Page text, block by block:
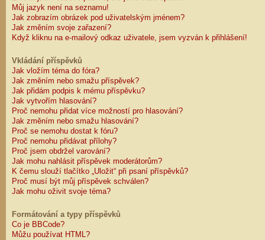
Můj jazyk není na seznamu!
Jak zobrazím obrázek pod uživatelským jménem?
Jak změním svoje zařazení?
Když kliknu na e-mailový odkaz uživatele, jsem vyzván k přihlášení!
Vkládání příspěvků
Jak vložím téma do fóra?
Jak změním nebo smažu příspěvek?
Jak přidám podpis k mému příspěvku?
Jak vytvořím hlasování?
Proč nemohu přidat více možností pro hlasování?
Jak změním nebo smažu hlasování?
Proč se nemohu dostat k fóru?
Proč nemohu přidávat přílohy?
Proč jsem obdržel varování?
Jak mohu nahlásit příspěvek moderátorům?
K čemu slouží tlačítko „Uložit“ při psaní příspěvků?
Proč musí být můj příspěvek schválen?
Jak mohu oživit svoje téma?
Formátování a typy příspěvků
Co je BBCode?
Můžu používat HTML?